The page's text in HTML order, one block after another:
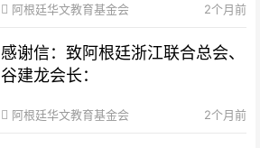
阿根廷华文教育基金会 2个月前
感谢信：致阿根廷浙江联合总会、
谷建龙会长：
阿根廷华文教育基金会 2个月前